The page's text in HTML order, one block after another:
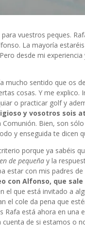
vuestros peques.
La mayoría
desde mi
mucho sentido que os
cosas. Y me
o practicar golf y
y vosotros sois
Bien, son
y enseguida te dicen
porque ya sabéis
de pequeña y la
estar con mis padres
con Alfonso, que
el que está invitado a
el cole da pena que
está ahora en una
de si estamos o